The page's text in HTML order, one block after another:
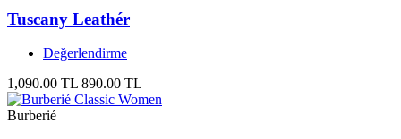
Tuscany Leathér
Değerlendirme
1,090.00 TL 890.00 TL
Burberié